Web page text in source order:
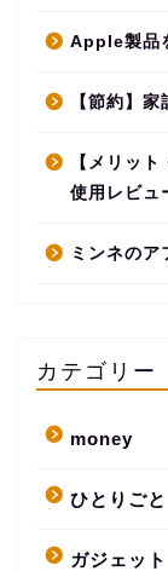
Apple製品
【節約】
【メリッ
使用レビュ
ミンネのア
カテゴリー
money
ひとりごと
ガジェット